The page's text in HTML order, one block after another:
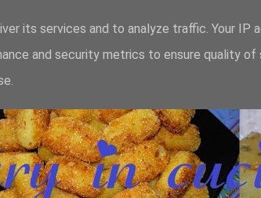
its services and to analyze traffic. Your IP
and security metrics to ensure quality of